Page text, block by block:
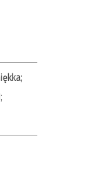
;
;